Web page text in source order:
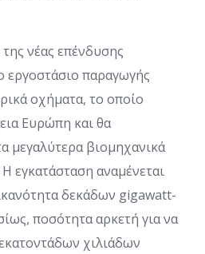
νέας επένδυσης
εργοστάσιο παραγωγής
οχήματα, το οποίο
Ευρώπη και θα
μεγαλύτερα βιομηχανικά
εγκατάσταση αναμένεται
δεκάδων gigawatt-
ποσότητα αρκετή για να
χιλιάδων